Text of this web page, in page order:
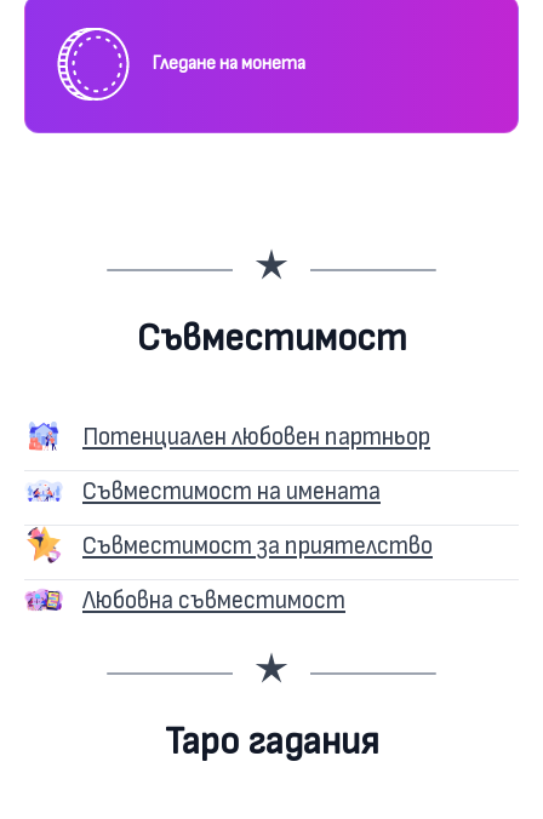
Гледане на монета
Съвместимост
Потенциален любовен партньор
Съвместимост на имената
Съвместимост за приятелство
Любовна съвместимост
Таро гадания